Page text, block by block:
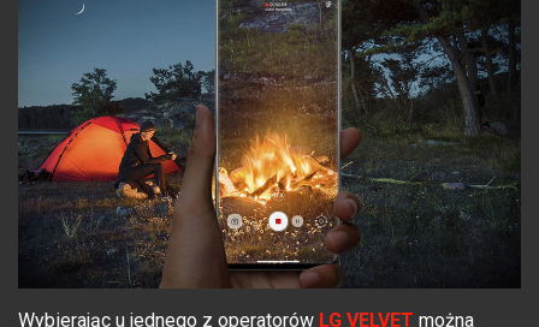
Wybierając u jednego z operatorów LG VELVET można